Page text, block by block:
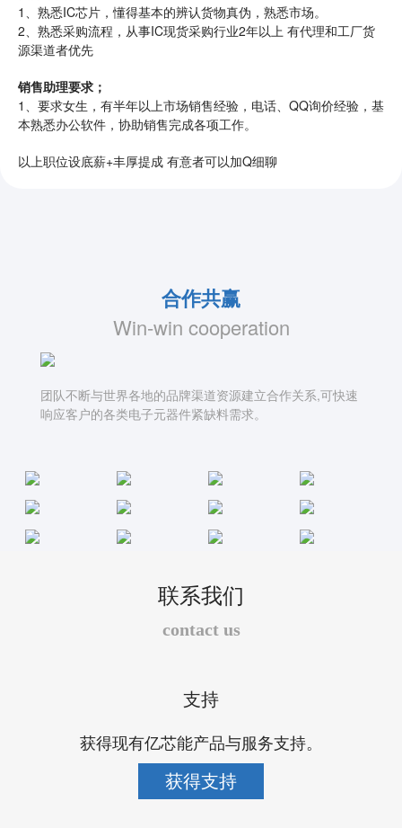
1、熟悉IC芯片，懂得基本的辨认货物真伪，熟悉市场。
2、熟悉采购流程，从事IC现货采购行业2年以上 有代理和工厂货
源渠道者优先
销售助理要求；
1、要求女生，有半年以上市场销售经验，电话、QQ询价经验，基
本熟悉办公软件，协助销售完成各项工作。
以上职位设底薪+丰厚提成 有意者可以加Q细聊
合作共赢
Win-win cooperation
团队不断与世界各地的品牌渠道资源建立合作关系,可快速
响应客户的各类电子元器件紧缺料需求。
联系我们
contact us
支持
获得现有亿芯能产品与服务支持。
获得支持